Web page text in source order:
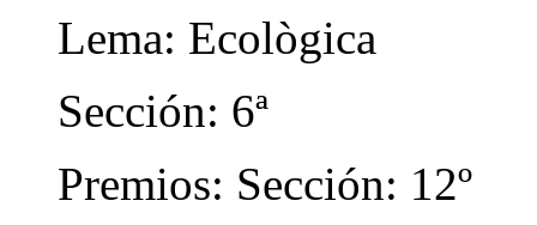
Lema: Ecològica
Sección: 6ª
Premios: Sección: 12º